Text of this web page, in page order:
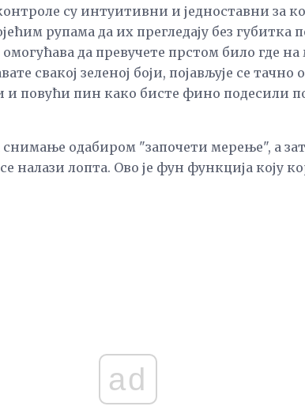
су интуитивни и једноставни за
рупама да их прегледају без губитка
да превучете прстом било где
свакој зеленој боји, појављује се тачно
и повући пин како бисте фино подесили
одабиром "започети мерење", а
налази лопта. Ово је фун функција коју
ad